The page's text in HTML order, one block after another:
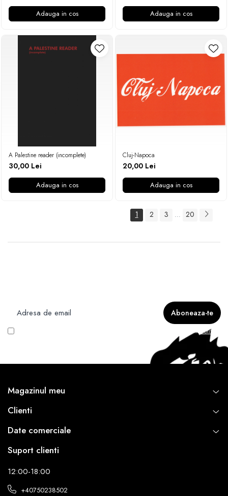
Adauga in cos Adauga in cos
A Palestine reader (incomplete)
30,00 Lei
Adauga in cos
Cluj-Napoca
20,00 Lei
Adauga in cos
1 2 3 ... 20
Vreau să primesc newsletter cu promoțiile magazinului. Află mai multe în Politica
Magazinul meu
Clienti
Date comerciale
Suport clienti
12:00-18:00
+40750238502